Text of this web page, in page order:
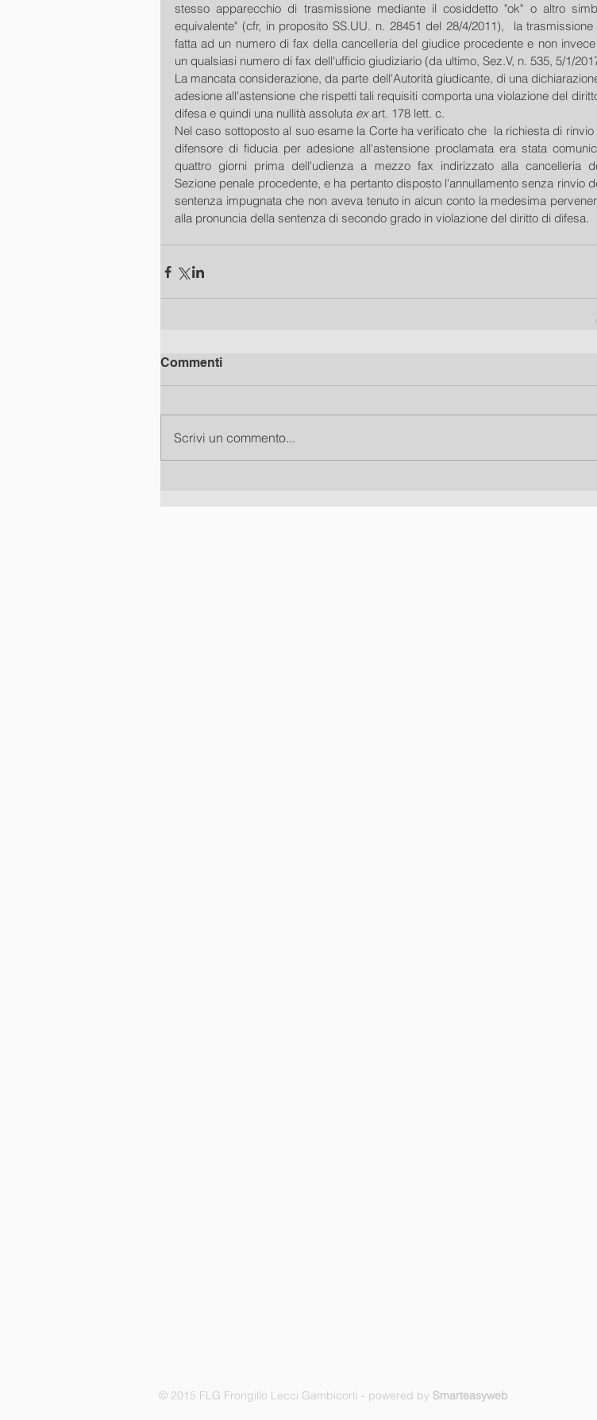
stesso apparecchio di trasmissione mediante il cosiddetto "ok" o altro
equivalente" (cfr, in proposito SS.UU. n. 28451 del 28/4/2011),  la trasmissione
fatta ad un numero di fax della cancelleria del giudice procedente e non
un qualsiasi numero di fax dell'ufficio giudiziario (da ultimo, Sez.V, n. 535, 5/1/
La mancata considerazione, da parte dell'Autorità giudicante, di una
adesione all'astensione che rispetti tali requisiti comporta una violazione del
difesa e quindi una nullità assoluta ex art. 178 lett. c.
Nel caso sottoposto al suo esame la Corte ha verificato che  la richiesta di rinvio
difensore di fiducia per adesione all'astensione proclamata era stata
quattro giorni prima dell'udienza a mezzo fax indirizzato alla cancelleria
Sezione penale procedente, e ha pertanto disposto l'annullamento senza rinvio
sentenza impugnata che non aveva tenuto in alcun conto la medesima
alla pronuncia della sentenza di secondo grado in violazione del diritto di difesa.
Commenti
Scrivi un commento...
© 2015 FLG Frongillo Lecci Gambicorti - powered by Smarteasyweb